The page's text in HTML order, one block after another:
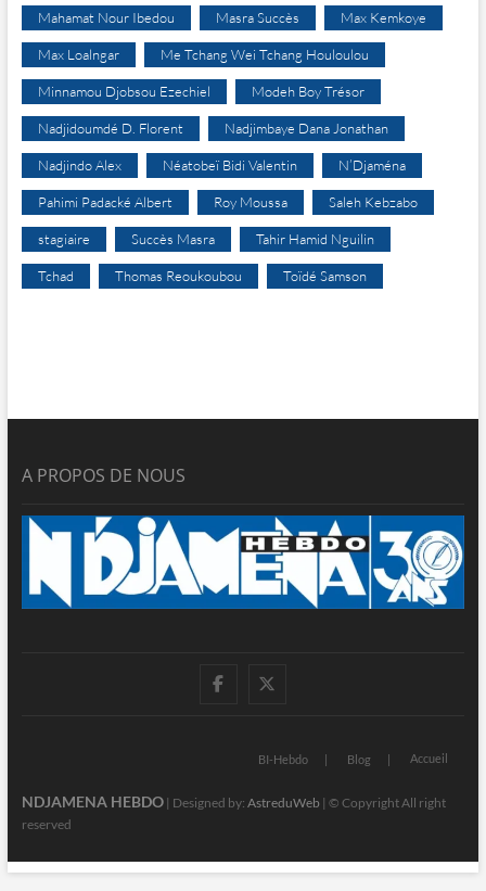
Mahamat Nour Ibedou Masra Succès Max Kemkoye
Max Loalngar Me Tchang Wei Tchang Houloulou
Minnamou Djobsou Ezechiel Modeh Boy Trésor
Nadjidoumdé D. Florent Nadjimbaye Dana Jonathan
Nadjindo Alex Néatobeï Bidi Valentin N’Djaména
Pahimi Padacké Albert Roy Moussa Saleh Kebzabo
stagiaire Succès Masra Tahir Hamid Nguilin
Tchad Thomas Reoukoubou Toïdé Samson
A PROPOS DE NOUS
facebook
BI-Hebdo Blog Accueil
NDJAMENA HEBDO| Designed by: AstreduWeb | © Copyright All right
reserved